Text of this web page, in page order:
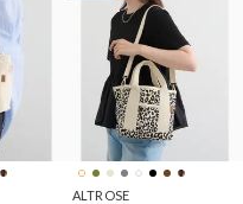
ALTROSE